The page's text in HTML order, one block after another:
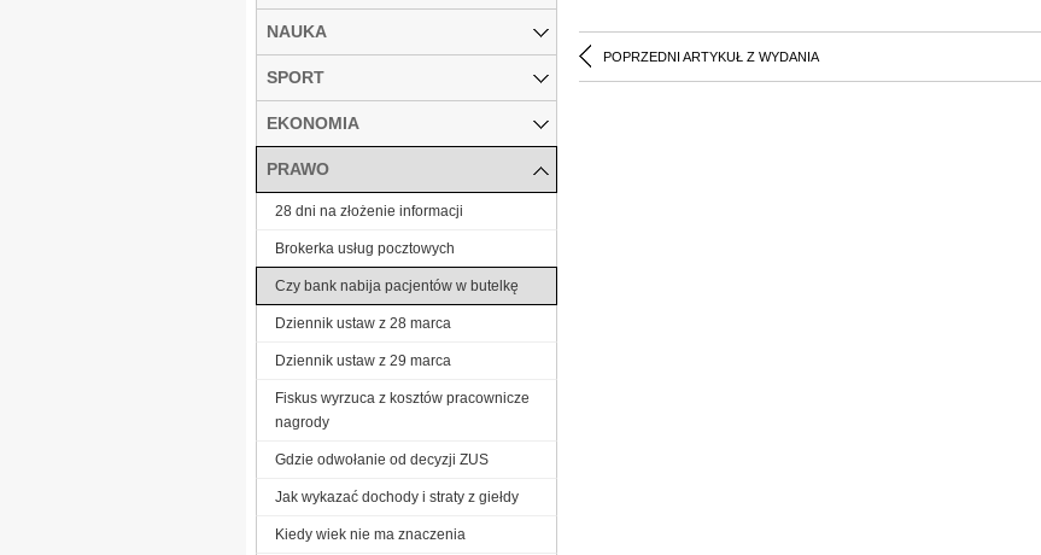
POPRZEDNI ARTYKUŁ Z WYDANIA
NAUKA
SPORT
EKONOMIA
PRAWO
28 dni na złożenie informacji
Brokerka usług pocztowych
Czy bank nabija pacjentów w butelkę
Dziennik ustaw z 28 marca
Dziennik ustaw z 29 marca
Fiskus wyrzuca z kosztów pracownicze
nagrody
Gdzie odwołanie od decyzji ZUS
Jak wykazać dochody i straty z giełdy
Kiedy wiek nie ma znaczenia